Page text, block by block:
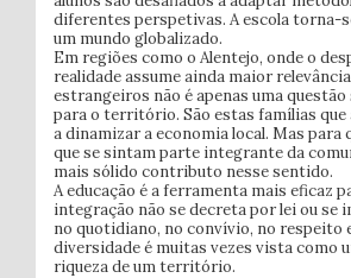
diferentes perspetivas. A escola torna-
um mundo globalizado.
Em regiões como o Alentejo, onde o
realidade assume ainda maior
estrangeiros não é apenas uma
para o território. São estas famílias
a dinamizar a economia local. Mas para
que se sintam parte integrante da
mais sólido contributo nesse sentido.
A educação é a ferramenta mais eficaz
integração não se decreta por lei ou
no quotidiano, no convívio, no respeito
diversidade é muitas vezes vista como
riqueza de um território.